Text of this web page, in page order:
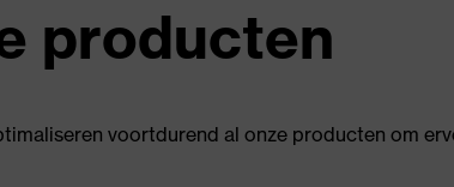
producten
voortdurend al onze producten om